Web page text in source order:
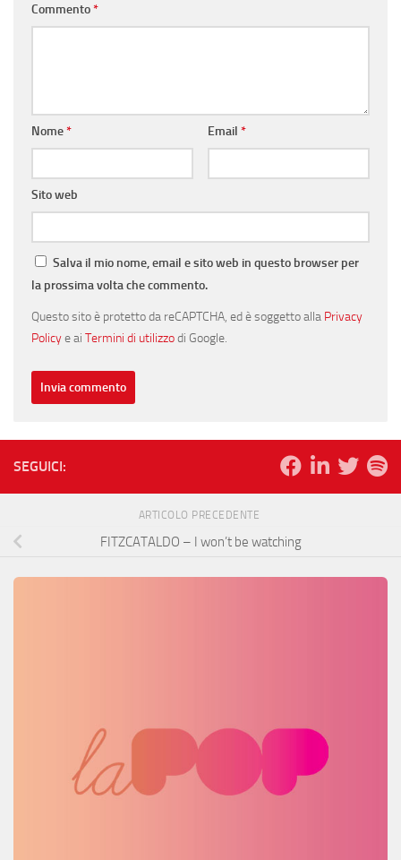
Commento*
Nome* Email *
Sito web
Salva il mio nome, email e sito web in questo browser per
la prossima volta che commento.
Questo sito è protetto da reCAPTCHA, ed è soggetto alla Privacy
Policye ai Termini di utilizzodi Google.
SEGUICI:
ARTICOLO PRECEDENTE
FITZCATALDO – I won’t be watching